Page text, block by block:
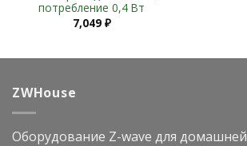
потребление 0,4 Вт
7,049 ₽
ZWHouse
Оборудование Z-wave для домашней